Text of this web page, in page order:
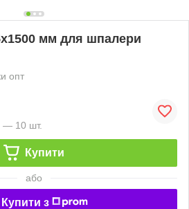
мм для шпалери
опт
— 10 шт.
Купити
або
Купити з